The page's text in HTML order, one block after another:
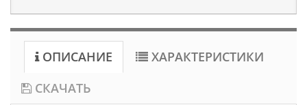
ОПИСАНИЕ
ХАРАКТЕРИСТИКИ
СКАЧАТЬ